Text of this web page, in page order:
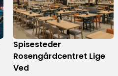
Spisesteder
Rosengårdcentret Lige
Ved